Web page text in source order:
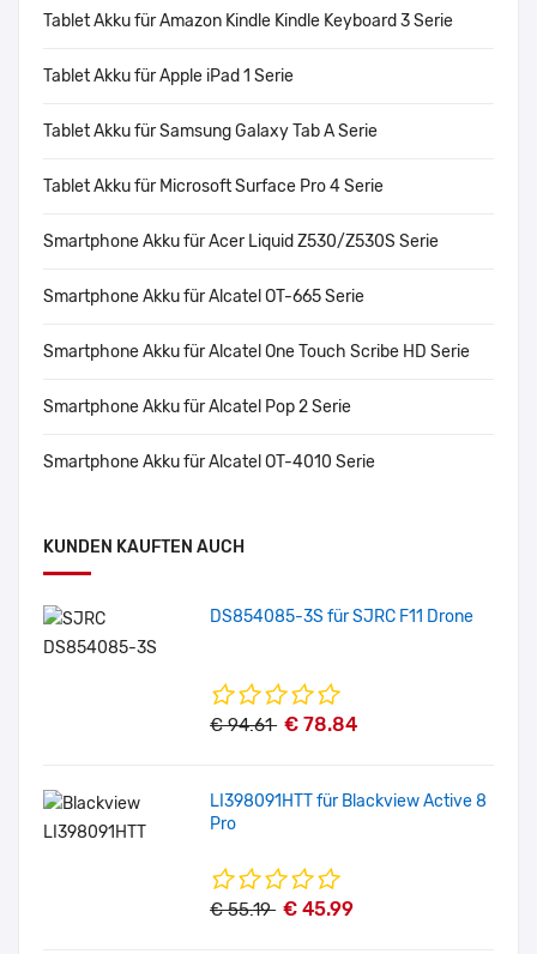
Tablet Akku für Amazon Kindle Kindle Keyboard 3 Serie
Tablet Akku für Apple iPad 1 Serie
Tablet Akku für Samsung Galaxy Tab A Serie
Tablet Akku für Microsoft Surface Pro 4 Serie
Smartphone Akku für Acer Liquid Z530/Z530S Serie
Smartphone Akku für Alcatel OT-665 Serie
Smartphone Akku für Alcatel One Touch Scribe HD Serie
Smartphone Akku für Alcatel Pop 2 Serie
Smartphone Akku für Alcatel OT-4010 Serie
KUNDEN KAUFTEN AUCH
DS854085-3S für SJRC F11 Drone
€ 94.61 € 78.84
LI398091HTT für Blackview Active 8
Pro
€ 55.19 € 45.99